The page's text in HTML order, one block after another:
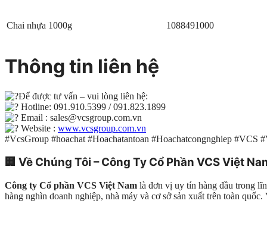
Chai nhựa 1000g 1088491000
Thông tin liên hệ
Để được tư vấn – vui lòng liên hệ:
Hotline: 091.910.5399 / 091.823.1899
Email : sales@vcsgroup.com.vn
Website : www.vcsgroup.com.vn
#VcsGroup #hoachat #Hoachatantoan #Hoachatcongnghiep #VCS
🏢 Về Chúng Tôi – Công Ty Cổ Phần VCS Việt
Công ty Cổ phần VCS Việt Nam là đơn vị uy tín hàng đầu trong
hàng nghìn doanh nghiệp, nhà máy và cơ sở sản xuất trên toàn